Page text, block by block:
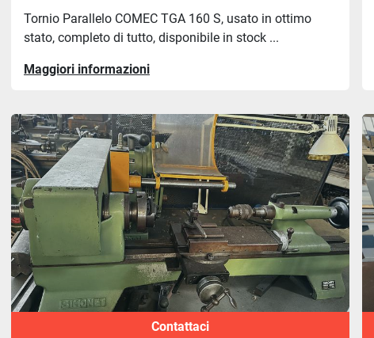
Tornio Parallelo COMEC TGA 160 S, usato in ottimo
stato, completo di tutto, disponibile in stock ...
Maggiori informazioni
Contattaci